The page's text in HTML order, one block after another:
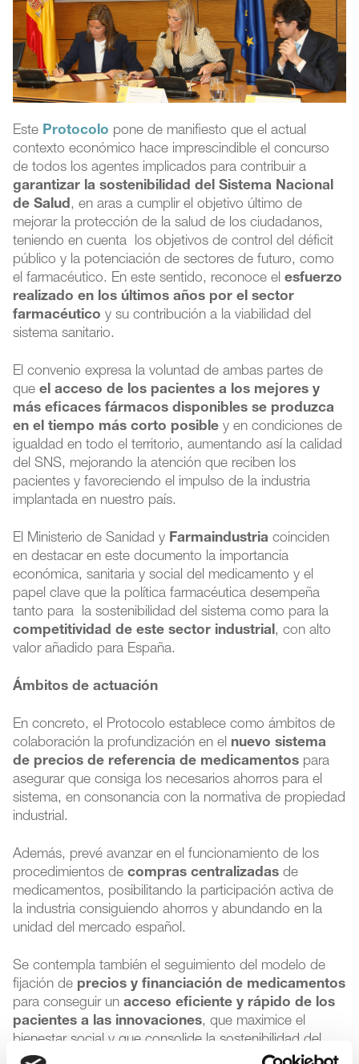
Este Protocolo pone de manifiesto que el actual
contexto económico hace imprescindible el concurso
de todos los agentes implicados para contribuir a
garantizar la sostenibilidad del Sistema Nacional
de Salud, en aras a cumplir el objetivo último de
mejorar la protección de la salud de los ciudadanos,
teniendo en cuenta los objetivos de control del déficit
público y la potenciación de sectores de futuro, como
el farmacéutico. En este sentido, reconoce elesfuerzo
realizado en los últimos años por el sector
farmacéutico y su contribución a la viabilidad del
sistema sanitario.
El convenio expresa la voluntad de ambas partes de
queel acceso de los pacientes a los mejores y
más eficaces fármacos disponibles se produzca
en el tiempo más corto posible y en condiciones de
igualdad en todo el territorio, aumentando así la calidad
del SNS, mejorando la atención que reciben los
pacientes y favoreciendo el impulso de la industria
implantada en nuestro país.
El Ministerio de Sanidad y Farmaindustria coinciden
en destacar en este documento la importancia
económica, sanitaria y social del medicamento y el
papel clave que la política farmacéutica desempeña
tanto para la sostenibilidad del sistema como para la
competitividad de este sector industrial, con alto
valor añadido para España.
Ámbitos de actuación
En concreto, el Protocolo establece como ámbitos de
colaboración la profundización en el nuevo sistema
de precios de referencia de medicamentos para
asegurar que consiga los necesarios ahorros para el
sistema, en consonancia con la normativa de propiedad
industrial.
Además, prevé avanzar en el funcionamiento de los
procedimientos decompras centralizadas de
medicamentos, posibilitando la participación activa de
la industria consiguiendo ahorros y abundando en la
unidad del mercado español.
Se contempla también el seguimiento del modelo de
fijación de precios y financiación de medicamentos
para conseguir unacceso eficiente y rápido de los
pacientes a las innovaciones, que maximice el
bienestar social y que consolide la sostenibilidad del
Sistema Nacional de Salud; así como el análisis y